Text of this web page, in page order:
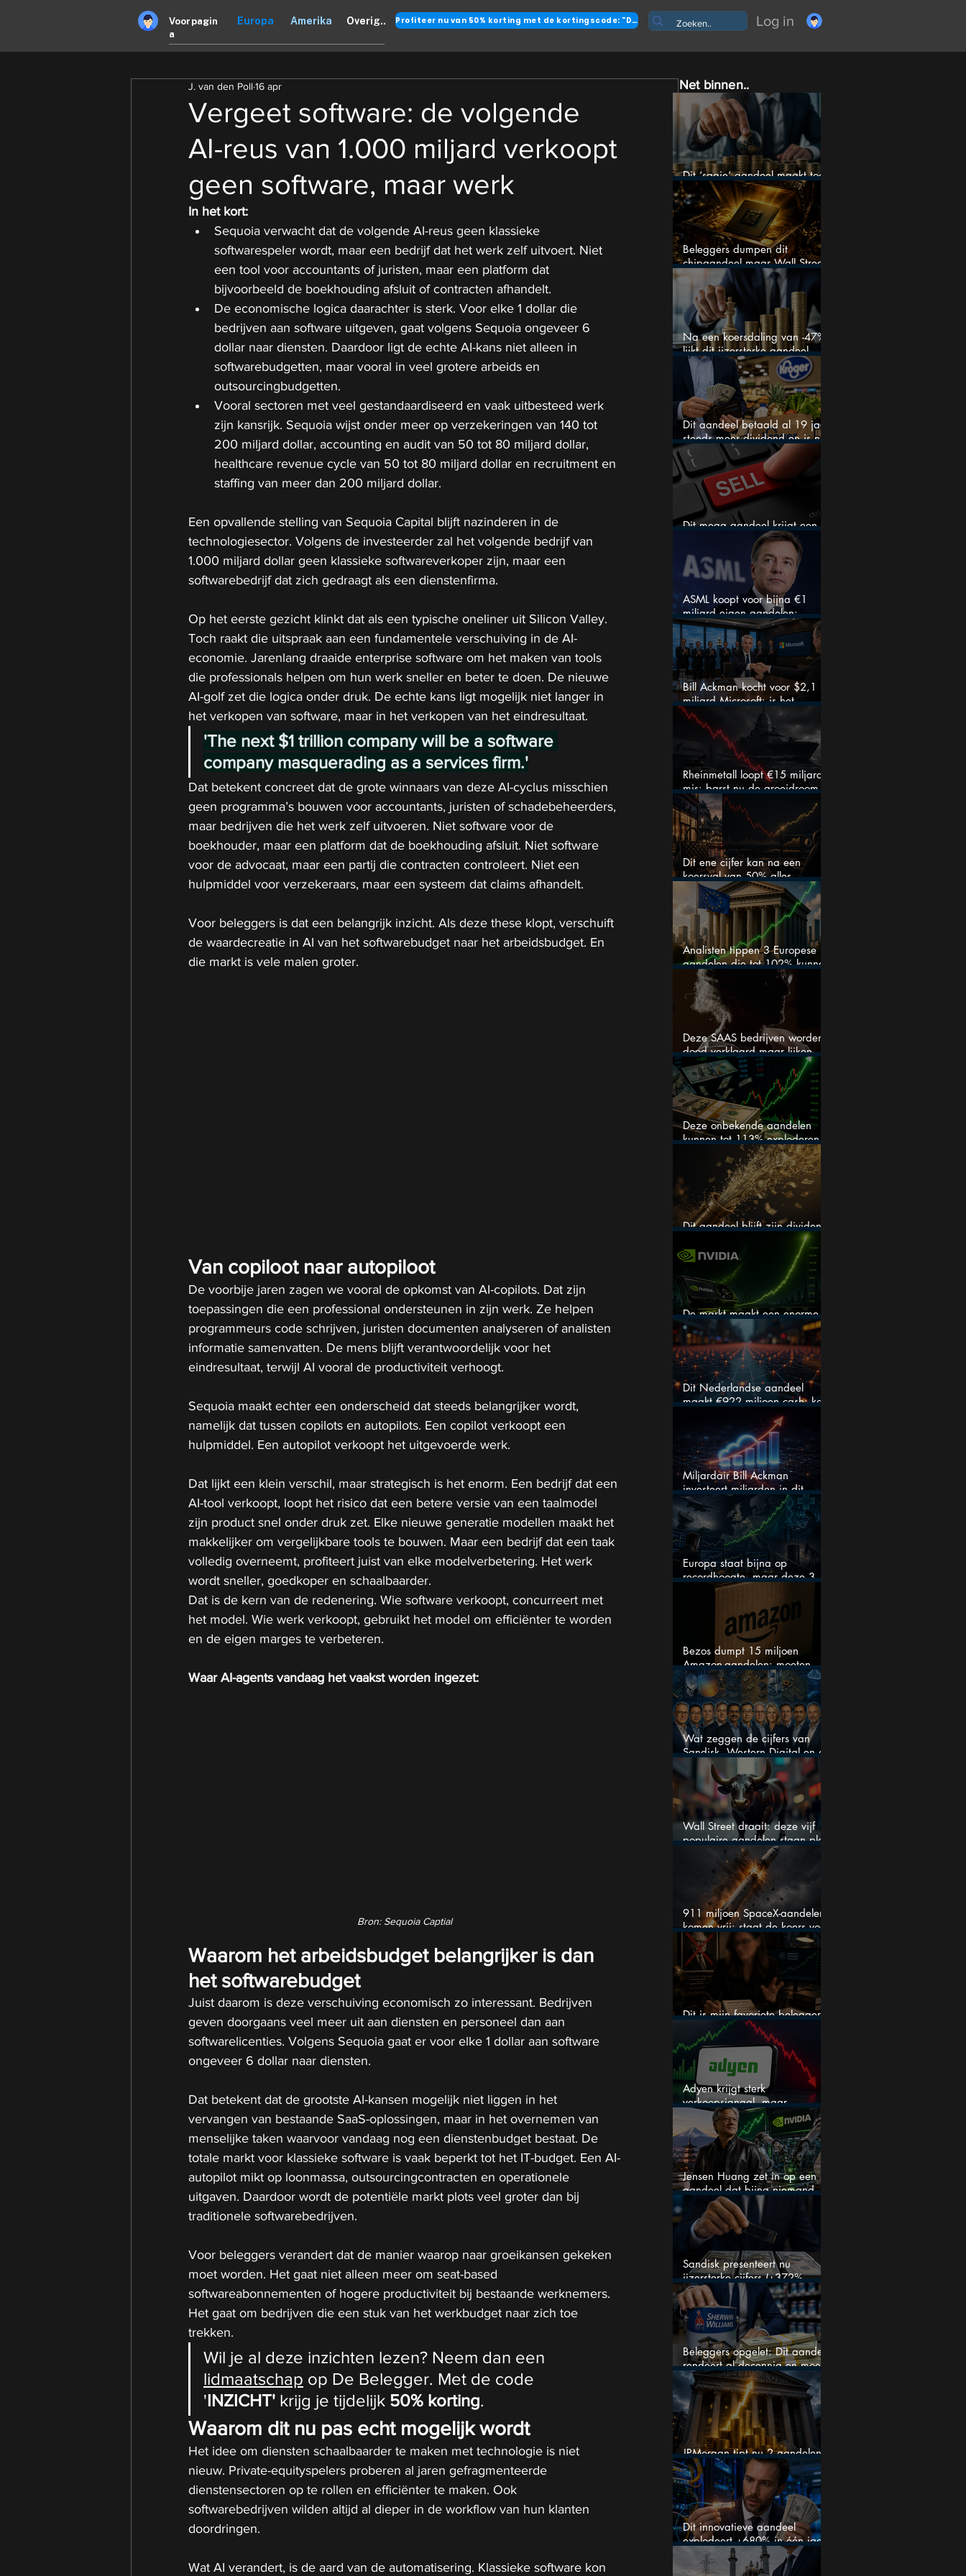
Voorpagin
a
Europa Amerika Overig.. Profiteer nu van 50% korting met de kortingscode: "DANK" Log in
Vergeet software: de volgende
AI-reus van 1.000 miljard verkoopt
geen software, maar werk
J. van den Poll 16 apr
In het kort:
Sequoia verwacht dat de volgende AI-reus geen klassieke
softwarespeler wordt, maar een bedrijf dat het werk zelf uitvoert. Niet
een tool voor accountants of juristen, maar een platform dat
bijvoorbeeld de boekhouding afsluit of contracten afhandelt.
De economische logica daarachter is sterk. Voor elke 1 dollar die
bedrijven aan software uitgeven, gaat volgens Sequoia ongeveer 6
dollar naar diensten. Daardoor ligt de echte AI-kans niet alleen in
softwarebudgetten, maar vooral in veel grotere arbeids en
outsourcingbudgetten.
Vooral sectoren met veel gestandaardiseerd en vaak uitbesteed werk
zijn kansrijk. Sequoia wijst onder meer op verzekeringen van 140 tot
200 miljard dollar, accounting en audit van 50 tot 80 miljard dollar,
healthcare revenue cycle van 50 tot 80 miljard dollar en recruitment en
staffing van meer dan 200 miljard dollar.
Een opvallende stelling van Sequoia Capital blijft nazinderen in de
technologiesector. Volgens de investeerder zal het volgende bedrijf van
1.000 miljard dollar geen klassieke softwareverkoper zijn, maar een
softwarebedrijf dat zich gedraagt als een dienstenfirma.
Op het eerste gezicht klinkt dat als een typische oneliner uit Silicon Valley.
Toch raakt die uitspraak aan een fundamentele verschuiving in de AI-
economie. Jarenlang draaide enterprise software om het maken van tools
die professionals helpen om hun werk sneller en beter te doen. De nieuwe
AI-golf zet die logica onder druk. De echte kans ligt mogelijk niet langer in
het verkopen van software, maar in het verkopen van het eindresultaat.
'The next $1 trillion company will be a software
company masquerading as a services firm.'
Dat betekent concreet dat de grote winnaars van deze AI-cyclus misschien
geen programma’s bouwen voor accountants, juristen of schadebeheerders,
maar bedrijven die het werk zelf uitvoeren. Niet software voor de
boekhouder, maar een platform dat de boekhouding afsluit. Niet software
voor de advocaat, maar een partij die contracten controleert. Niet een
hulpmiddel voor verzekeraars, maar een systeem dat claims afhandelt.
Voor beleggers is dat een belangrijk inzicht. Als deze these klopt, verschuift
de waardecreatie in AI van het softwarebudget naar het arbeidsbudget. En
die markt is vele malen groter.
Van copiloot naar autopiloot
De voorbije jaren zagen we vooral de opkomst van AI-copilots. Dat zijn
toepassingen die een professional ondersteunen in zijn werk. Ze helpen
programmeurs code schrijven, juristen documenten analyseren of analisten
informatie samenvatten. De mens blijft verantwoordelijk voor het
eindresultaat, terwijl AI vooral de productiviteit verhoogt.
Sequoia maakt echter een onderscheid dat steeds belangrijker wordt,
namelijk dat tussen copilots en autopilots. Een copilot verkoopt een
hulpmiddel. Een autopilot verkoopt het uitgevoerde werk.
Dat lijkt een klein verschil, maar strategisch is het enorm. Een bedrijf dat een
AI-tool verkoopt, loopt het risico dat een betere versie van een taalmodel
zijn product snel onder druk zet. Elke nieuwe generatie modellen maakt het
makkelijker om vergelijkbare tools te bouwen. Maar een bedrijf dat een taak
volledig overneemt, profiteert juist van elke modelverbetering. Het werk
wordt sneller, goedkoper en schaalbaarder.
Dat is de kern van de redenering. Wie software verkoopt, concurreert met
het model. Wie werk verkoopt, gebruikt het model om efficiënter te worden
en de eigen marges te verbeteren.
Waar AI-agents vandaag het vaakst worden ingezet:
Bron: Sequoia Captial
Waarom het arbeidsbudget belangrijker is dan
het softwarebudget
Juist daarom is deze verschuiving economisch zo interessant. Bedrijven
geven doorgaans veel meer uit aan diensten en personeel dan aan
softwarelicenties. Volgens Sequoia gaat er voor elke 1 dollar aan software
ongeveer 6 dollar naar diensten.
Dat betekent dat de grootste AI-kansen mogelijk niet liggen in het
vervangen van bestaande SaaS-oplossingen, maar in het overnemen van
menselijke taken waarvoor vandaag nog een dienstenbudget bestaat. De
totale markt voor klassieke software is vaak beperkt tot het IT-budget. Een AI-
autopilot mikt op loonmassa, outsourcingcontracten en operationele
uitgaven. Daardoor wordt de potentiële markt plots veel groter dan bij
traditionele softwarebedrijven.
Voor beleggers verandert dat de manier waarop naar groeikansen gekeken
moet worden. Het gaat niet alleen meer om seat-based
softwareabonnementen of hogere productiviteit bij bestaande werknemers.
Het gaat om bedrijven die een stuk van het werkbudget naar zich toe
trekken.
Wil je al deze inzichten lezen? Neem dan een
lidmaatschap op De Belegger. Met de code
'INZICHT' krijg je tijdelijk 50% korting.
Waarom dit nu pas echt mogelijk wordt
Het idee om diensten schaalbaarder te maken met technologie is niet
nieuw. Private-equityspelers proberen al jaren gefragmenteerde
dienstensectoren op te rollen en efficiënter te maken. Ook
softwarebedrijven wilden altijd al dieper in de workflow van hun klanten
doordringen.
Wat AI verandert, is de aard van de automatisering. Klassieke software kon
Net binnen..
Dit ‘saaie’ aandeel maakt toch
bizar veel winst
Beleggers dumpen dit
chipaandeel maar Wall Street
ziet een zeldzame koopkans
Na een koersdaling van -47%
lijkt dit ijzersterke aandeel
aantrekkelijker dan ooit
Dit aandeel betaald al 19 jaar
steeds meer dividend en is nu
goedkoop
Dit mega aandeel krijgt een
zeldzaam verkoopadvies
ASML koopt voor bijna €1
miljard eigen aandelen:
slimme zet of dure timing?
Bill Ackman kocht voor $2,1
miljard Microsoft: is het
aandeel na de koerssprong
nog aantrekkelijk?
Rheinmetall loopt €15 miljard
mis: barst nu de groeidroom
van het defensiebedrijf?
Dit ene cijfer kan na een
koersval van 50% alles
veranderen
Analisten tippen 3 Europese
aandelen die tot 102% kunnen
stijgen
Deze SAAS bedrijven worden
dood verklaard maar lijken
springlevend
Deze onbekende aandelen
kunnen tot 113% exploderen
(één springt eruit)
Dit aandeel blijft zijn dividend
verhogen, wat er ook gebeurt
De markt maakt een enorme
fout bij Nvidia
Dit Nederlandse aandeel
maakt €922 miljoen cash: kan
dit dividendaandeel blijven
Miljardair Bill Ackman
investeert miljarden in dit
techaandeel
Europa staat bijna op
recordhoogte, maar deze 3
sectoren vallen nu op
Bezos dumpt 15 miljoen
Amazon-aandelen: moeten
beleggers zich zorgen maken?
Wat zeggen de cijfers van
Sandisk, Western Digital en de
AI-Infrastructuur aandelen mij
werkelijk
Wall Street draait: deze vijf
populaire aandelen staan plots
onder spanning
911 miljoen SpaceX-aandelen
komen vrij: staat de koers voor
een nieuwe crash?
Dit is mijn favoriete belegger…
en het is niet Warren Buffett
Adyen krijgt sterk
verkoopsignaal, maar
analisten zien juist een
koopkans
Jensen Huang zet in op een
aandeel dat bijna niemand
Sandisk presenteert nu
ijzersterke cijfers (+372%
omzetgroei), toch zakt het
aandeel weg
Beleggers opgelet: Dit aandeel
rendeert al decennia en moet
op je watchlist staan!
JPMorgan tipt nu 2 aandelen
voor augustus
Dit innovatieve aandeel
explodeert +680% in één jaar
en blijft maar stijgen